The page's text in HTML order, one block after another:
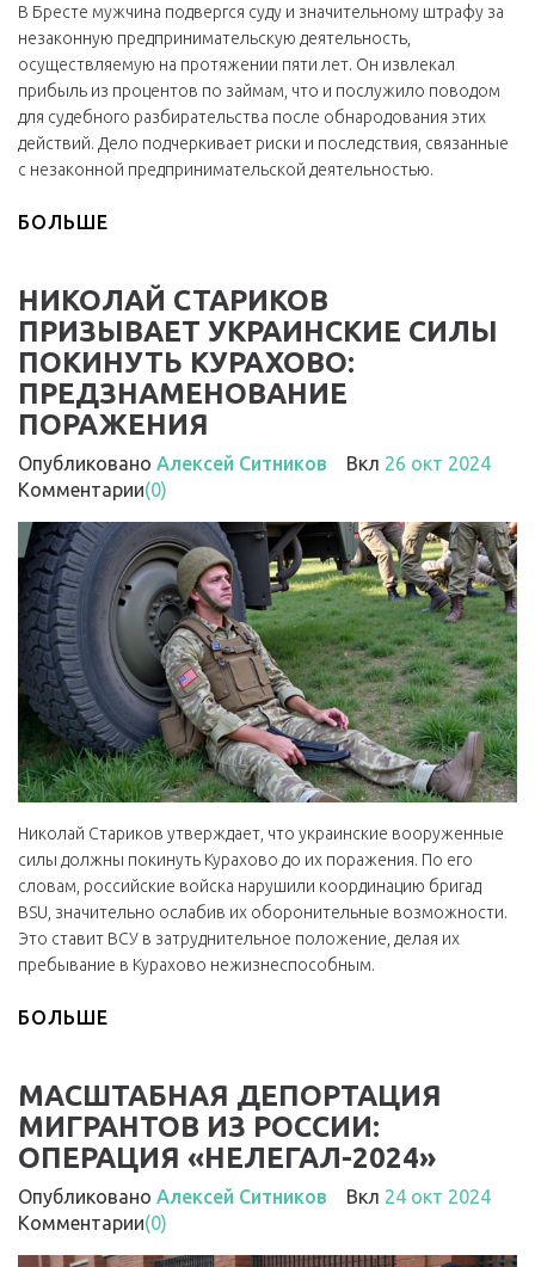
В Бресте мужчина подвергся суду и значительному штрафу за
незаконную предпринимательскую деятельность,
осуществляемую на протяжении пяти лет. Он извлекал
прибыль из процентов по займам, что и послужило поводом
для судебного разбирательства после обнародования этих
действий. Дело подчеркивает риски и последствия, связанные
с незаконной предпринимательской деятельностью.
БОЛЬШЕ
НИКОЛАЙ СТАРИКОВ
ПРИЗЫВАЕТ УКРАИНСКИЕ СИЛЫ
ПОКИНУТЬ КУРАХОВО:
ПРЕДЗНАМЕНОВАНИЕ
ПОРАЖЕНИЯ
Опубликовано Алексей Ситников Вкл 26 окт 2024
Комментарии(0)
Николай Стариков утверждает, что украинские вооруженные
силы должны покинуть Курахово до их поражения. По его
словам, российские войска нарушили координацию бригад
ВSU, значительно ослабив их оборонительные возможности.
Это ставит ВСУ в затруднительное положение, делая их
пребывание в Курахово нежизнеспособным.
БОЛЬШЕ
МАСШТАБНАЯ ДЕПОРТАЦИЯ
МИГРАНТОВ ИЗ РОССИИ:
ОПЕРАЦИЯ «НЕЛЕГАЛ-2024»
Опубликовано Алексей Ситников Вкл 24 окт 2024
Комментарии(0)